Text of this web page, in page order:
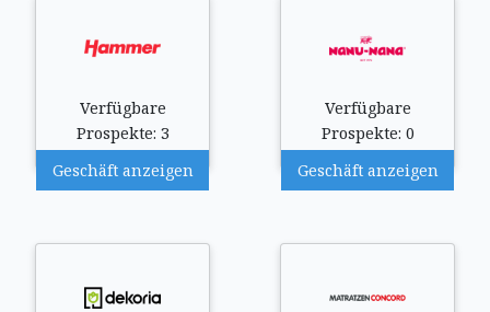
Verfügbare
Prospekte: 3
Geschäft anzeigen
Verfügbare
Prospekte: 0
Geschäft anzeigen